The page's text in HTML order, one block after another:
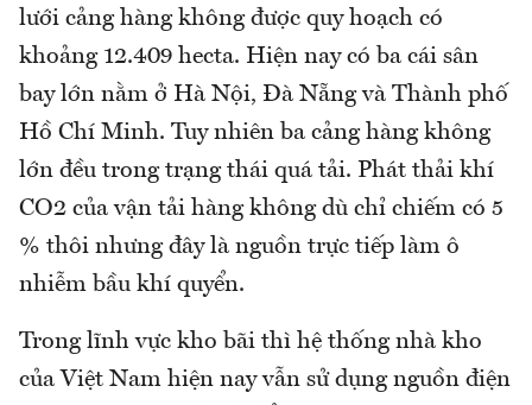
lưới cảng hàng không được quy hoạch có
khoảng 12.409 hecta. Hiện nay có ba cái sân
bay lớn nằm ở Hà Nội, Đà Nẵng và Thành phố
Hồ Chí Minh. Tuy nhiên ba cảng hàng không
lớn đều trong trạng thái quá tải. Phát thải khí
CO2 của vận tải hàng không dù chỉ chiếm có 5
% thôi nhưng đây là nguồn trực tiếp làm ô
nhiễm bầu khí quyển.
Trong lĩnh vực kho bãi thì hệ thống nhà kho
của Việt Nam hiện nay vẫn sử dụng nguồn điện